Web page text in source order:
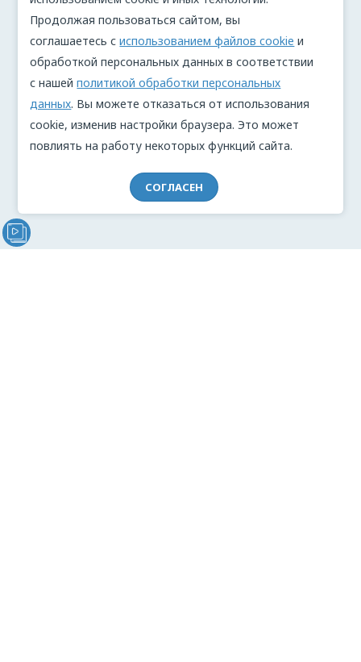
Продолжая пользоваться сайтом, вы
соглашаетесь сиспользованием файлов cookie и
обработкой персональных данных в соответствии
с нашейполитикой обработки персональных
данных. Вы можете отказаться от использования
cookie, изменив настройки браузера. Это может
повлиять на работу некоторых функций сайта.
СОГЛАСЕН